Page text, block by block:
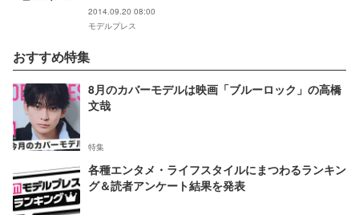
2014.09.20 08:00
モデルプレス
おすすめ特集
8月のカバーモデルは映画「ブルーロック」の高橋
文哉
特集
各種エンタメ・ライフスタイルにまつわるランキン
グ＆読者アンケート結果を発表